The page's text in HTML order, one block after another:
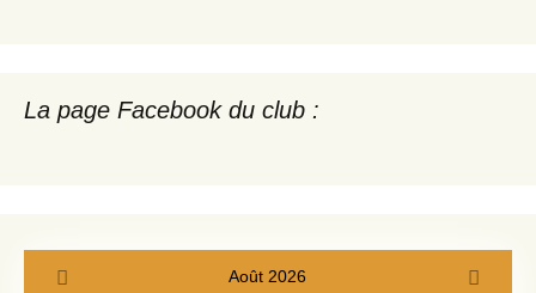
La page Facebook du club :
Août 2026